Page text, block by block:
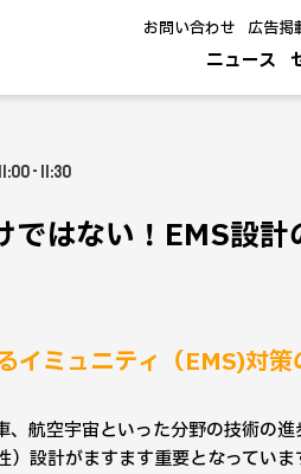
ニュース
お問い合わせ 広告掲
11:00 - 11:30
ではない！EMS設
イミュニティ（EMS)対策
航空宇宙といった分野の技術の
設計がますます重要となっていま